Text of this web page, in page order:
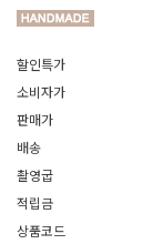
할인특가
소비자가
판매가
배송
촬영굽
적립금
상품코드